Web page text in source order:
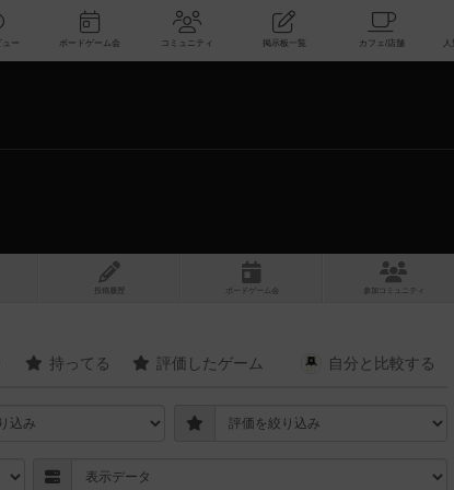
新着レビュー ボードゲーム会 コミュニティ 掲示板一覧
投稿履歴 ボ ドゲ ーム コミュニティ
持ってる 評価したゲーム 自分と 比較する